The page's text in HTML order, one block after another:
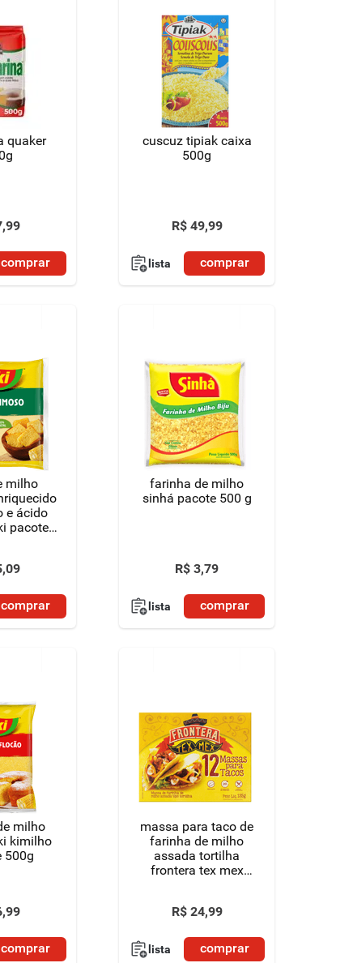
quaker
,99
comprar
cuscuz tipiak caixa
500g
R$ 49,99
lista comprar
milho
e ácido
pacote
,09
comprar
farinha de milho
sinhá pacote 500 g
R$ 3,79
lista comprar
milho
kimilho
500g
,99
comprar
massa para taco de
farinha de milho
assada tortilha
frontera tex mex
R$ 24,99
lista comprar